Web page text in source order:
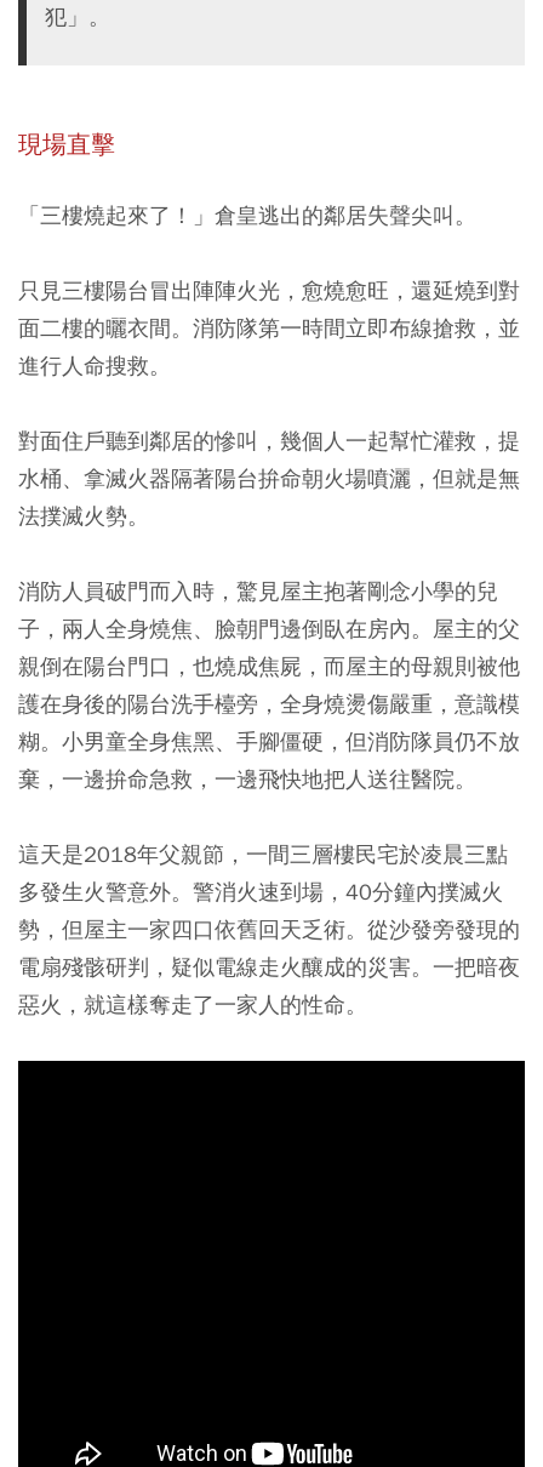
犯」。
現場直擊
「三樓燒起來了！」倉皇逃出的鄰居失聲尖叫。
只見三樓陽台冒出陣陣火光，愈燒愈旺，還延燒到對
面二樓的曬衣間。消防隊第一時間立即布線搶救，並
進行人命搜救。
對面住戶聽到鄰居的慘叫，幾個人一起幫忙灌救，提
水桶、拿滅火器隔著陽台拚命朝火場噴灑，但就是無
法撲滅火勢。
消防人員破門而入時，驚見屋主抱著剛念小學的兒
子，兩人全身燒焦、臉朝門邊倒臥在房內。屋主的父
親倒在陽台門口，也燒成焦屍，而屋主的母親則被他
護在身後的陽台洗手檯旁，全身燒燙傷嚴重，意識模
糊。小男童全身焦黑、手腳僵硬，但消防隊員仍不放
棄，一邊拚命急救，一邊飛快地把人送往醫院。
這天是2018年父親節，一間三層樓民宅於凌晨三點
多發生火警意外。警消火速到場，40分鐘內撲滅火
勢，但屋主一家四口依舊回天乏術。從沙發旁發現的
電扇殘骸研判，疑似電線走火釀成的災害。一把暗夜
惡火，就這樣奪走了一家人的性命。